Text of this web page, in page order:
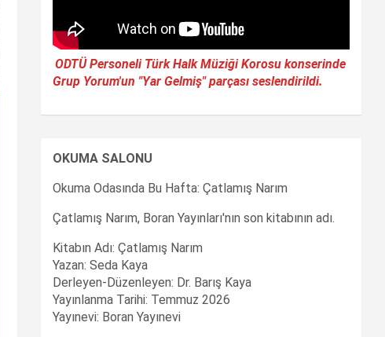
ODTÜ Personeli Türk Halk Müziği Korosu konserinde
Grup Yorum'un "Yar Gelmiş" parçası seslendirildi.
OKUMA SALONU
Okuma Odasında Bu Hafta: Çatlamış Narım
Çatlamış Narım, Boran Yayınları'nın son kitabının adı.
Kitabın Adı: Çatlamış Narım
Yazan: Seda Kaya
Derleyen-Düzenleyen: Dr. Barış Kaya
Yayınlanma Tarihi: Temmuz 2026
Yayınevi: Boran Yayınevi